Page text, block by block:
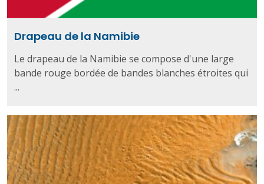
Drapeau de la Namibie
Le drapeau de la Namibie se compose d'une large
bande rouge bordée de bandes blanches étroites qui
...